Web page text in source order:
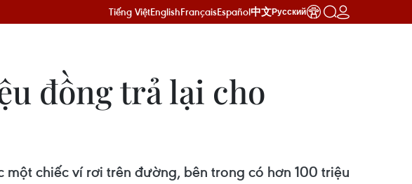
Tiếng ViệtEnglishFrançaisEspañol中文Русский
đồng trả lại cho
chiếc ví rơi trên đường, bên trong có hơn 100 triệu